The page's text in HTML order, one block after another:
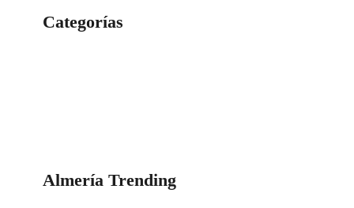
Categorías
Almería Trending